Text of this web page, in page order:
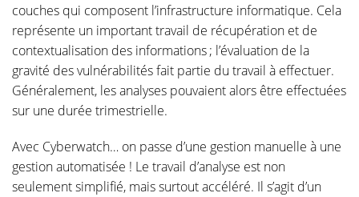
couches qui composent l’infrastructure informatique. Cela
représente un important travail de récupération et de
contextualisation des informations ; l’évaluation de la
gravité des vulnérabilités fait partie du travail à effectuer.
Généralement, les analyses pouvaient alors être effectuées
sur une durée trimestrielle.
Avec Cyberwatch… on passe d’une gestion manuelle à une
gestion automatisée ! Le travail d’analyse est non
seulement simplifié, mais surtout accéléré. Il s’agit d’un